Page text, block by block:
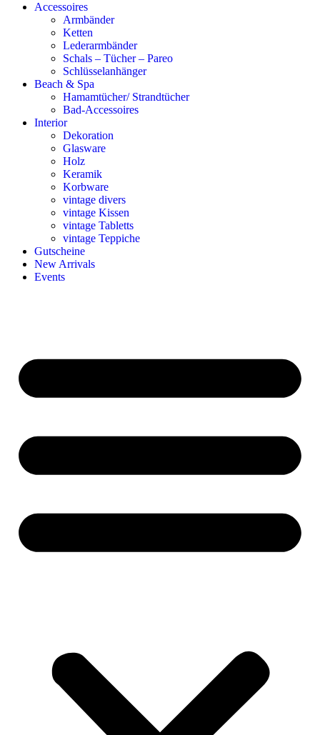
Accessoires
Armbänder
Ketten
Lederarmbänder
Schals – Tücher – Pareo
Schlüsselanhänger
Beach & Spa
Hamamtücher/ Strandtücher
Bad-Accessoires
Interior
Dekoration
Glasware
Holz
Keramik
Korbware
vintage divers
vintage Kissen
vintage Tabletts
vintage Teppiche
Gutscheine
New Arrivals
Events